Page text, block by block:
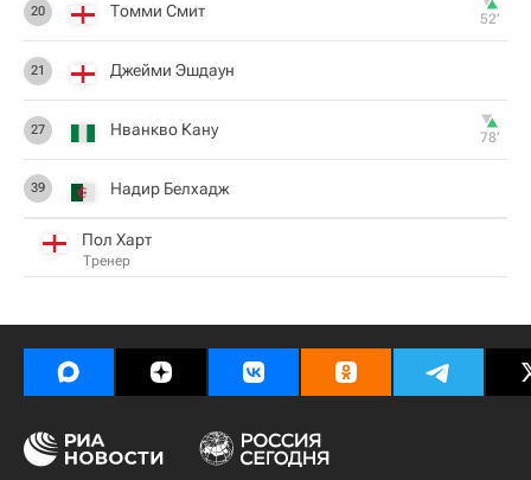
20 Томми Смит 52‎’‎
21 Джейми Эшдаун
27 Нванкво Кану 78‎’‎
39 Надир Белхадж
Пол Харт
Тренер